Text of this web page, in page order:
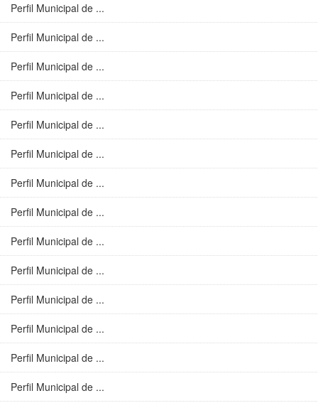
Perfil Municipal de ...
Perfil Municipal de ...
Perfil Municipal de ...
Perfil Municipal de ...
Perfil Municipal de ...
Perfil Municipal de ...
Perfil Municipal de ...
Perfil Municipal de ...
Perfil Municipal de ...
Perfil Municipal de ...
Perfil Municipal de ...
Perfil Municipal de ...
Perfil Municipal de ...
Perfil Municipal de ...